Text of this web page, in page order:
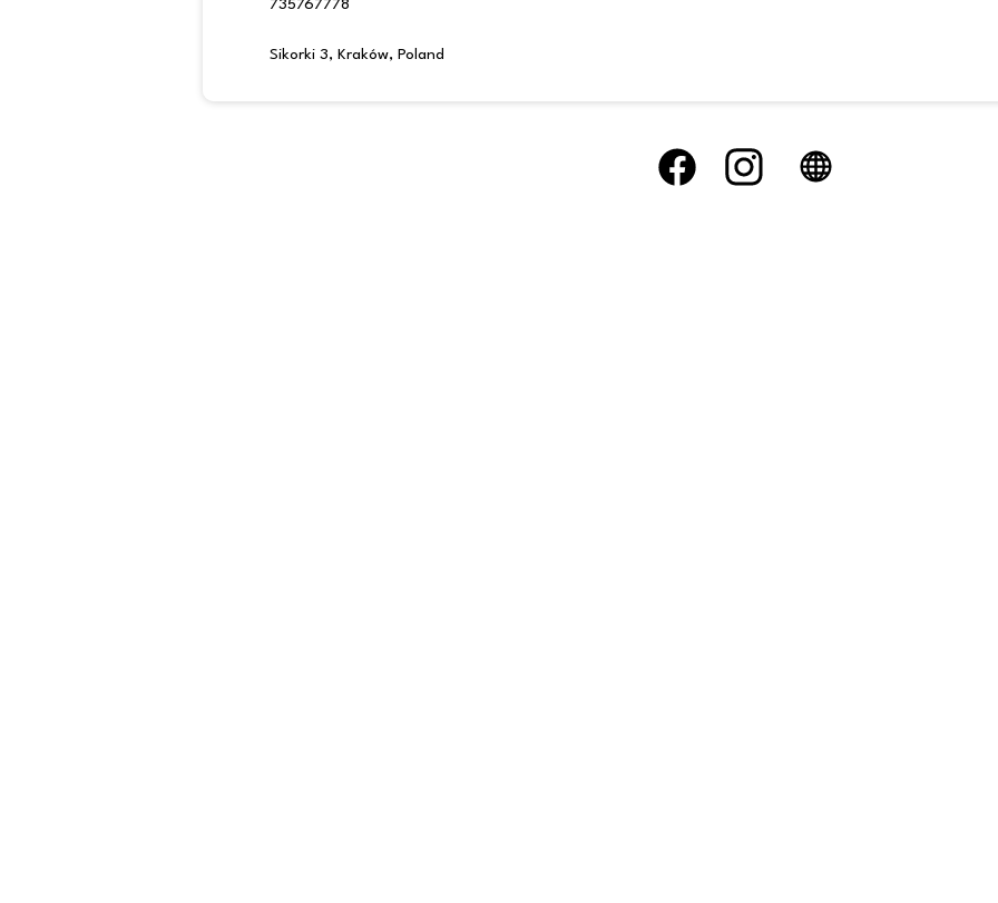
735767778
Sikorki 3, Kraków, Poland